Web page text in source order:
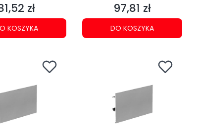
zł
KOSZYKA
Cena
97,81 zł
DO KOSZYKA